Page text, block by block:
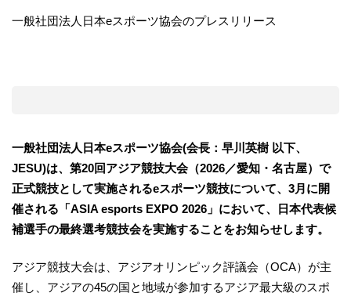
一般社団法人日本eスポーツ協会のプレスリリース
一般社団法人日本eスポーツ協会(会長：早川英樹 以下、
JESU)は、第20回アジア競技大会（2026／愛知・名古屋）で
正式競技として実施されるeスポーツ競技について、3月に開
催される「ASIA esports EXPO 2026」において、日本代表候
補選手の最終選考競技会を実施することをお知らせします。
アジア競技大会は、アジアオリンピック評議会（OCA）が主
催し、アジアの45の国と地域が参加するアジア最大級のスポ